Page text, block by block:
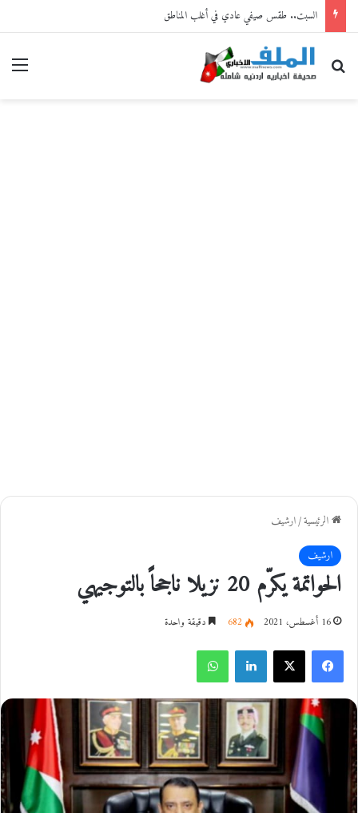
السبت.. طقس صيفي عادي في أغلب المناطق
بحث عن
الرئيسية/ارشيف
ارشيف
الحواتمة يكرّم 20 نزيلا ناجحاً بالتوجيهي
16 أغسطس، 2021 682 دقيقة واحدة
فيسبوك